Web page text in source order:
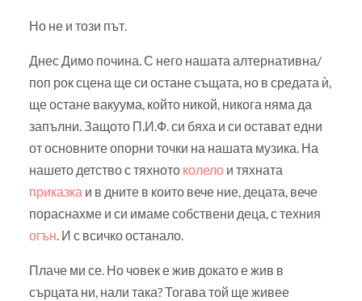
Но не и този път.
Днес Димо почина. С него нашата алтернативна/
поп рок сцена ще си остане същата, но в средата ѝ,
ще остане вакуума, който никой, никога няма да
запълни. Защото П.И.Ф. си бяха и си остават едни
от основните опорни точки на нашата музика. На
нашето детство с тяхното колелои тяхната
приказка и в дните в които вече ние, децата, вече
пораснахме и си имаме собствени деца, с техния
огън. И с всичко останало.
Плаче ми се. Но човек е жив докато е жив в
сърцата ни, нали така? Тогава той ще живее